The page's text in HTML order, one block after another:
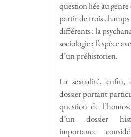
question liée au genre
partir de trois champs
différents : la
sociologie ; l’espèce
d’un préhistorien.
La sexualité, enfin,
dossier portant
question de
d’un dossier
importance